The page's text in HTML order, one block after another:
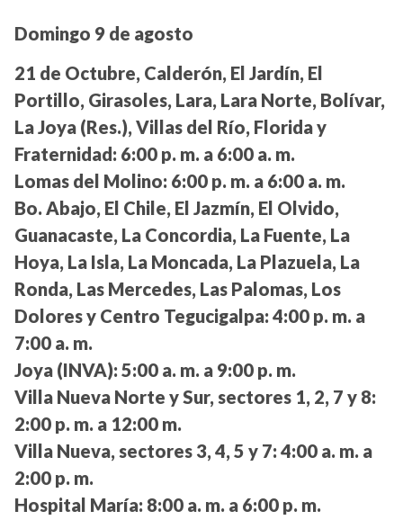
Domingo 9 de agosto
21 de Octubre, Calderón, El Jardín, El
Portillo, Girasoles, Lara, Lara Norte, Bolívar,
La Joya (Res.), Villas del Río, Florida y
Fraternidad: 6:00 p. m. a 6:00 a. m.
Lomas del Molino: 6:00 p. m. a 6:00 a. m.
Bo. Abajo, El Chile, El Jazmín, El Olvido,
Guanacaste, La Concordia, La Fuente, La
Hoya, La Isla, La Moncada, La Plazuela, La
Ronda, Las Mercedes, Las Palomas, Los
Dolores y Centro Tegucigalpa: 4:00 p. m. a
7:00 a. m.
Joya (INVA): 5:00 a. m. a 9:00 p. m.
Villa Nueva Norte y Sur, sectores 1, 2, 7 y 8:
2:00 p. m. a 12:00 m.
Villa Nueva, sectores 3, 4, 5 y 7: 4:00 a. m. a
2:00 p. m.
Hospital María: 8:00 a. m. a 6:00 p. m.